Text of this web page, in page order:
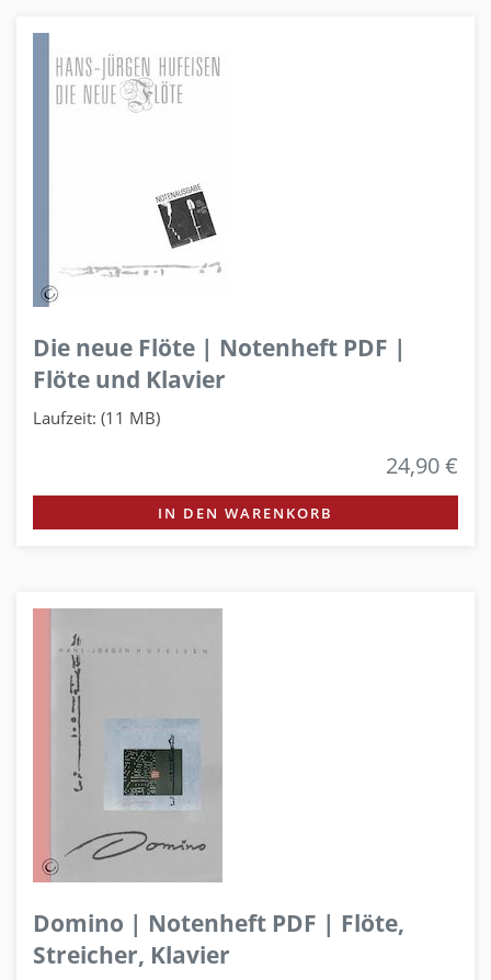
Die neue Flöte | Notenheft PDF |
Flöte und Klavier
Laufzeit: (11 MB)
24,90 €
IN DEN WARENKORB
Domino | Notenheft PDF | Flöte,
Streicher, Klavier